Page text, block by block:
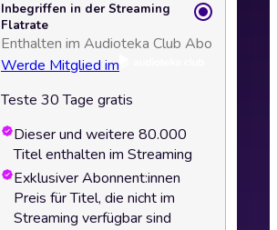
Inbegriffen in der Streaming
Flatrate
Enthalten im Audioteka Club Abo
Werde Mitglied im
Teste 30 Tage gratis
Dieser und weitere 80.000
Titel enthalten im Streaming
Exklusiver Abonnent:innen
Preis für Titel, die nicht im
Streaming verfügbar sind